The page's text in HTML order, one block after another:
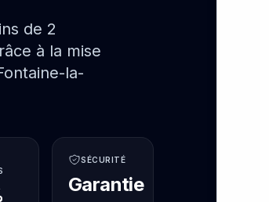
de 2
à la mise
la-
SÉCURITÉ
Garantie